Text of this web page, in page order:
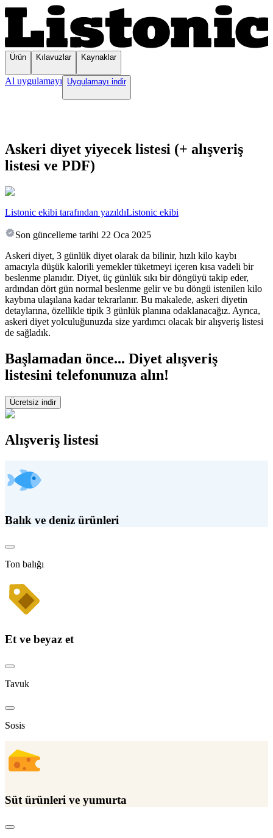
Ürün Kılavuzlar Kaynaklar
Al uygulamayı Uygulamayı indir
Askeri diyet yiyecek listesi (+ alışveriş
listesi ve PDF)
Listonic ekibi tarafından yazıldıListonic ekibi
Son güncelleme tarihi 22 Oca 2025
Askeri diyet, 3 günlük diyet olarak da bilinir, hızlı kilo kaybı
amacıyla düşük kalorili yemekler tüketmeyi içeren kısa vadeli bir
beslenme planıdır. Diyet, üç günlük sıkı bir döngüyü takip eder,
ardından dört gün normal beslenme gelir ve bu döngü istenilen kilo
kaybına ulaşılana kadar tekrarlanır. Bu makalede, askeri diyetin
detaylarına, özellikle tipik 3 günlük planına odaklanacağız. Ayrıca,
askeri diyet yolculuğunuzda size yardımcı olacak bir alışveriş listesi
de sağladık.
Başlamadan önce... Diyet alışveriş
listesini telefonunuza alın!
Ücretsiz indir
Alışveriş listesi
Balık ve deniz ürünleri
Ton balığı
Et ve beyaz et
Tavuk
Sosis
Süt ürünleri ve yumurta